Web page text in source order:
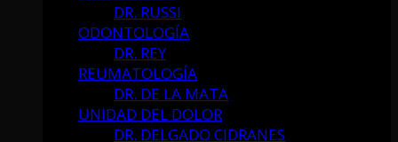
DR. RUSSI
ODONTOLOGÍA
DR. REY
REUMATOLOGÍA
DR. DE LA MATA
UNIDAD DEL DOLOR
DR. DELGADO CIDRANES